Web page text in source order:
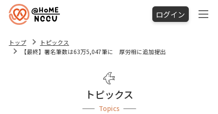
ログイン
トップ
トピックス
【最終】署名筆数は63万5,047筆に 厚労相に追加提出
トピックス
Topics